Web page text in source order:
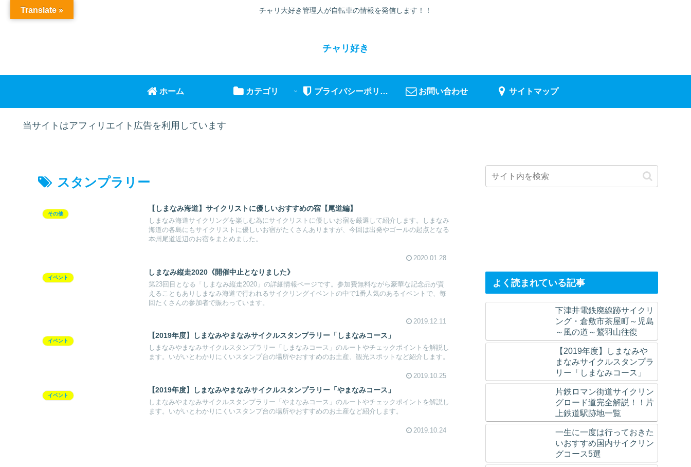
チャリ大好き管理人が自転車の情報を発信します！！
チャリ好き
ホーム カテゴリ プライバシーポリシー お問い合わせ サイトマップ
当サイトはアフィリエイト広告を利用しています
スタンプラリー
その他
【しまなみ海道】サイクリストに優しいおすすめの宿【尾道編】
しまなみ海道サイクリングを楽しむ為にサイクリストに優しいお宿を厳選して紹介します。しまなみ
海道の各島にもサイクリストに優しいお宿がたくさんありますが、今回は出発やゴールの起点となる
本州尾道近辺のお宿をまとめました。
2020.01.28
イベント
しまなみ縦走2020《開催中止となりました》
第23回目となる「しまなみ縦走2020」の詳細情報ページです。参加費無料ながら豪華な記念品が貰
えることもありしまなみ海道で行われるサイクリングイベントの中で1番人気のあるイベントで、毎
回たくさんの参加者で賑わっています。
2019.12.11
イベント
【2019年度】しまなみやまなみサイクルスタンプラリー「しまなみコース」
しまなみやまなみサイクルスタンプラリー「しまなみコース」のルートやチェックポイントを解説し
ます。いがいとわかりにくいスタンプ台の場所やおすすめのお土産、観光スポットなど紹介します。
2019.10.25
イベント
【2019年度】しまなみやまなみサイクルスタンプラリー「やまなみコース」
しまなみやまなみサイクルスタンプラリー「やまなみコース」のルートやチェックポイントを解説し
ます。いがいとわかりにくいスタンプ台の場所やおすすめのお土産など紹介します。
2019.10.24
よく読まれている記事
下津井電鉄廃線跡サイクリ
ング・倉敷市茶屋町～児島
～風の道～鷲羽山往復
【2019年度】しまなみや
まなみサイクルスタンプラ
リー「しまなみコース」
片鉄ロマン街道サイクリン
グロード道完全解説！！片
上鉄道駅跡地一覧
一生に一度は行っておきた
いおすすめ国内サイクリン
グコース5選
Translate »